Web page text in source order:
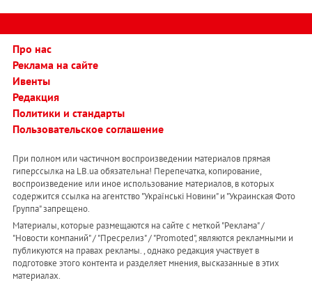
Про нас
Реклама на сайте
Ивенты
Редакция
Политики и стандарты
Пользовательское соглашение
При полном или частичном воспроизведении материалов прямая
гиперссылка на LB.ua обязательна! Перепечатка, копирование,
воспроизведение или иное использование материалов, в которых
содержится ссылка на агентство "Українськi Новини" и "Украинская Фото
Группа" запрещено.
Материалы, которые размещаются на сайте с меткой "Реклама" /
"Новости компаний" / "Пресрелиз" / "Promoted", являются рекламными и
публикуются на правах рекламы. , однако редакция участвует в
подготовке этого контента и разделяет мнения, высказанные в этих
материалах.